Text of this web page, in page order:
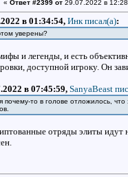
« Ответ #2399 от29.07.2022 в
в 01:34:54,Инк писал(a):
уверены?
и легенды, и есть
доступной игроку. Он
в 07:45:59,SanyaBeast
почему-то в голове отложилось,
отряды элиты идут